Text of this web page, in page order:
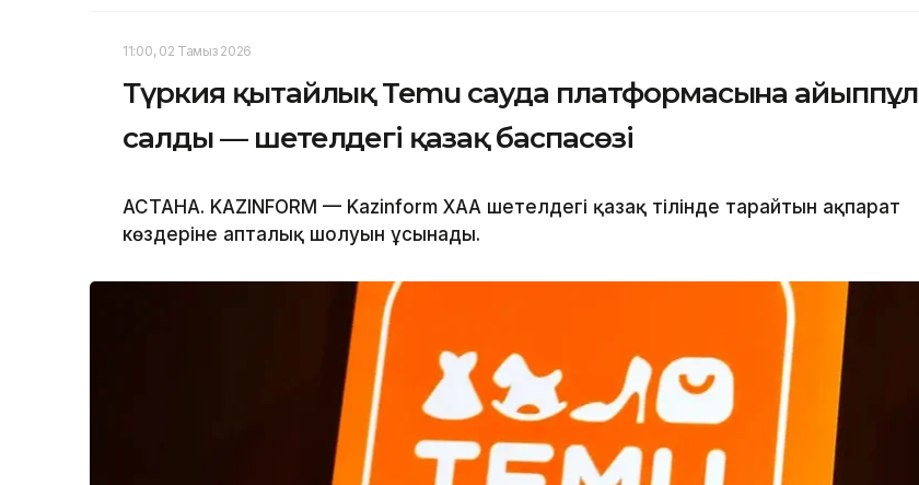
11:00, 02 Тамыз 2026
Түркия қытайлық Temu сауда платформасына айыппұл
салды — шетелдегі қазақ баспасөзі
АСТАНА. KAZINFORM — Kazinform ХАА шетелдегі қазақ тілінде тарайтын ақпарат
көздеріне апталық шолуын ұсынады.